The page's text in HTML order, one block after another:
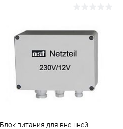
Блок питания для внешней